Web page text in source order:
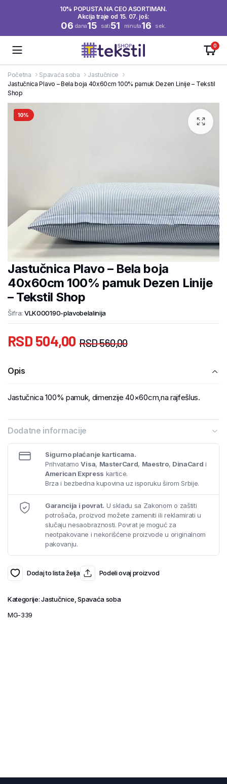
10% POPUSTA NA CEO ASORTIMAN.
Akcija traje od 15. 07. još:
06 dana15 sati51 minuta16 sek.
0
Početna Spavaća soba
Jastučnice
Jastučnica Plavo – Bela boja 40x60cm 100% pamuk Dezen Linije – Tekstil
Shop
10%
Jastučnica Plavo – Bela boja
40x60cm 100% pamuk Dezen Linije
– Tekstil Shop
Šifra: VLK000190-plavobelalinija
RSD560,00
RSD 504,00
Opis
Jastučnica 100% pamuk, dimenzije 40×60cm,na rajfešlus.
Dodatne informacije
Sigurno plaćanje karticama.
PrihvatamoVisa, MasterCard, Maestro, DinaCard i
American Express kartice.
Brza i bezbedna kupovina uz isporuku širom Srbije.
Garancija i povrat. U skladu sa Zakonom o zaštiti
potrošača, proizvod možete zameniti ili reklamirati u
slučaju nesaobraznosti. Povrat je moguć za
neotpakovane i nekorišćene proizvode u originalnom
pakovanju.
Dodaj to lista želja Podeli ovaj proizvod
Kategorije:Jastučnice ,Spavaća soba
MG-339